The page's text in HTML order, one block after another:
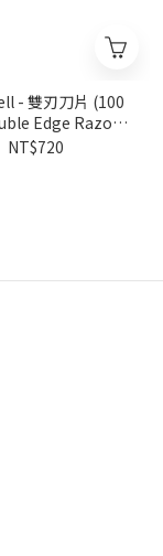
- 雙刃刀片 (100
Edge Razor
100pcs
NT$720